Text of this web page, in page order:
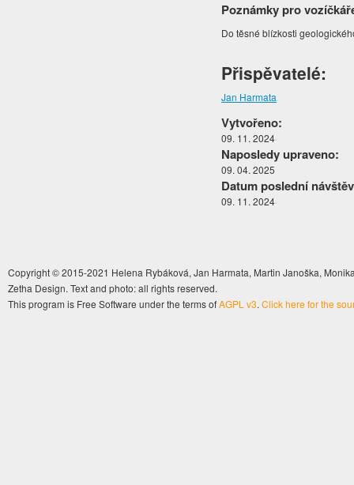
Poznámky pro
Do těsné blízkosti
Přispěvatelé:
Jan Harmata
Vytvořeno:
09. 11. 2024
Naposledy upraveno:
09. 04. 2025
Datum poslední
09. 11. 2024
Copyright © 2015-2021 Helena Rybáková, Jan Harmata, Martin Janoška,
Zetha Design. Text and photo: all rights reserved.
This program is Free Software under the terms ofAGPL v3. Click here for the